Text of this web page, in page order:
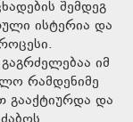
შემდეგ
ისტერია და
იმ
რამდენიმე
გააქტიურდა და